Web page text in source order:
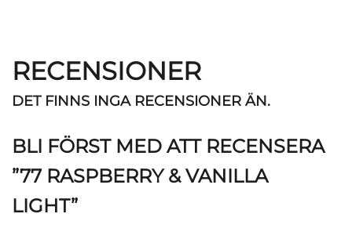
RECENSIONER
DET FINNS INGA RECENSIONER ÄN.
BLI FÖRST MED ATT RECENSERA
”77 RASPBERRY & VANILLA
LIGHT”